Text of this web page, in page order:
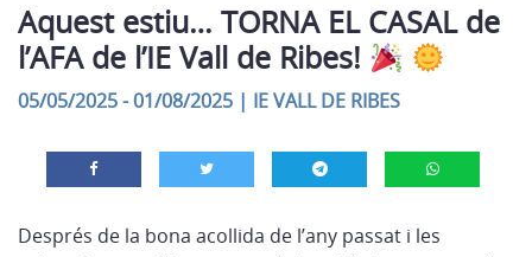
Aquest estiu… TORNA EL CASAL de
l’AFA de l’IE Vall de Ribes!
05/05/2025 - 01/08/2025 | IE VALL DE RIBES
Després de la bona acollida de l’any passat i les